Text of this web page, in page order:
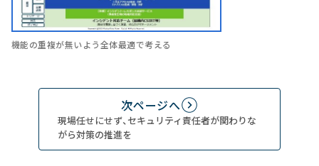
機能の重複が無いよう全体最適で考える
次ページへ
現場任せにせず、セキュリティ責任者が関わりな
がら対策の推進を